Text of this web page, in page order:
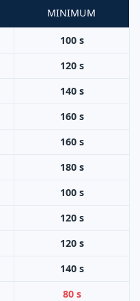
MINIMUM
100 s
120 s
140 s
160 s
160 s
180 s
100 s
120 s
120 s
140 s
80 s